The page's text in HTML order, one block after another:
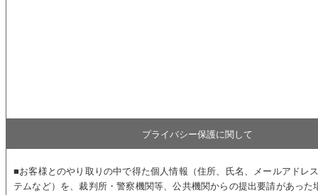
プライバシー保護に関して
■お客様とのやり取りの中で得た個人情報（住所、氏名、メールアドレ
テムなど）を、裁判所・警察機関等、公共機関からの提出要請があった